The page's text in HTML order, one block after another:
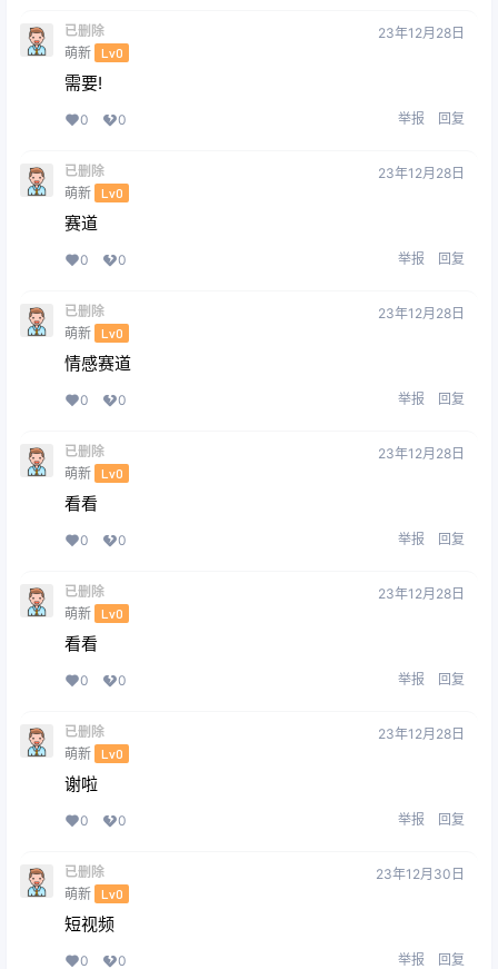
已删除
萌新 Lv0
23年12月28日
需要!
0 0 举报 回复
已删除
萌新 Lv0
23年12月28日
赛道
0 0 举报 回复
已删除
萌新 Lv0
23年12月28日
情感赛道
0 0 举报 回复
已删除
萌新 Lv0
23年12月28日
看看
0 0 举报 回复
已删除
萌新 Lv0
23年12月28日
看看
0 0 举报 回复
已删除
萌新 Lv0
23年12月28日
谢啦
0 0 举报 回复
已删除
萌新 Lv0
23年12月30日
短视频
0 0 举报 回复